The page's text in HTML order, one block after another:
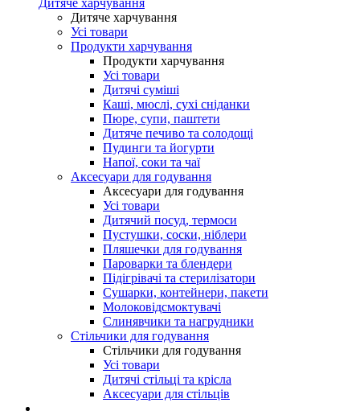
Дитяче харчування
Дитяче харчування
Усі товари
Продукти харчування
Продукти харчування
Усі товари
Дитячі суміші
Каші, мюслі, сухі сніданки
Пюре, супи, паштети
Дитяче печиво та солодощі
Пудинги та йогурти
Напої, соки та чаї
Аксесуари для годування
Аксесуари для годування
Усі товари
Дитячий посуд, термоси
Пустушки, соски, ніблери
Пляшечки для годування
Пароварки та блендери
Підігрівачі та стерилізатори
Сушарки, контейнери, пакети
Молоковідсмоктувачі
Слинявчики та нагрудники
Стільчики для годування
Стільчики для годування
Усі товари
Дитячі стільці та крісла
Аксесуари для стільців